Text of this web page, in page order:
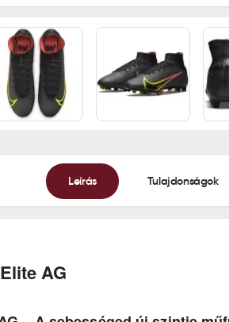
Leírás Tulajdonságok
AG